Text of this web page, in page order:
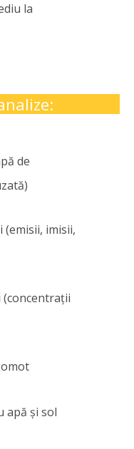
la
de
imisii,
apă și sol